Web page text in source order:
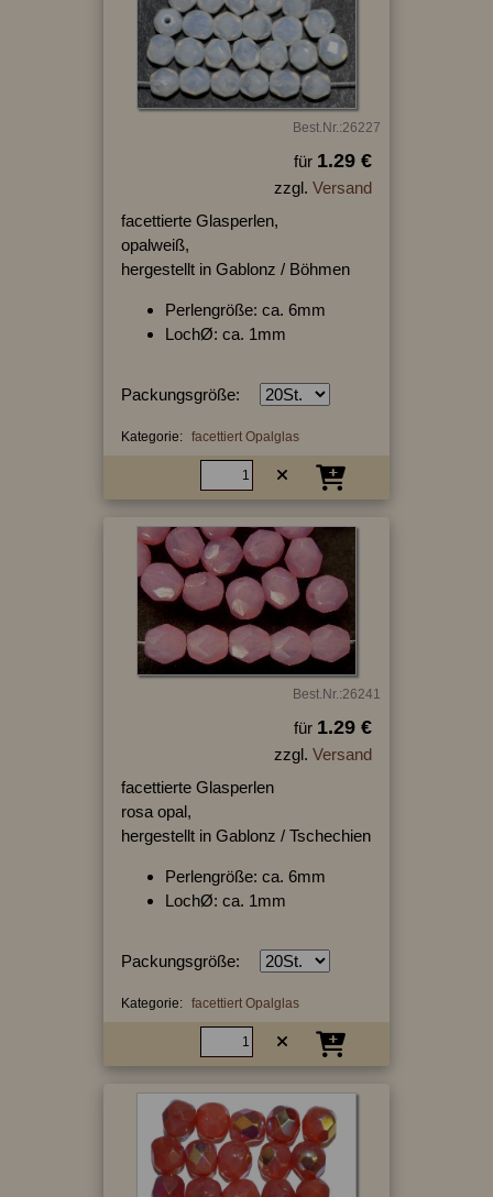
Best.Nr.:26227
für 1.29 €
zzgl. Versand
facettierte Glasperlen,
opalweiß,
hergestellt in Gablonz / Böhmen
Perlengröße: ca. 6mm
LochØ: ca. 1mm
Packungsgröße:
Kategorie: facettiert Opalglas
Best.Nr.:26241
für 1.29 €
zzgl. Versand
facettierte Glasperlen
rosa opal,
hergestellt in Gablonz / Tschechien
Perlengröße: ca. 6mm
LochØ: ca. 1mm
Packungsgröße:
Kategorie: facettiert Opalglas